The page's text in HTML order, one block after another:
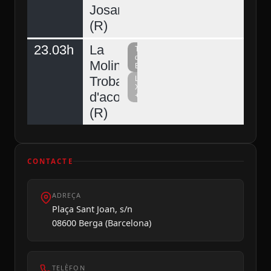
Diumenge 09
Josart
(R)
23.03h
La
Molina,
Trobada
d'acordionistes
(R)
Televisió
del
Berguedà
La
Xarxa
+
CONTACTE
ADREÇA
Plaça Sant Joan, s/n
08600 Berga (Barcelona)
TELÈFON